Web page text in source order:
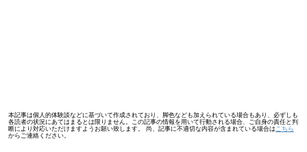
本記事は個人的体験談などに基づいて作成されており、脚色なども加えられている場合もあり、必ずしも
各読者の状況にあてはまるとは限りません。この記事の情報を用いて行動される場合、ご自身の責任と判
断により対応いただけますようお願い致します。 尚、記事に不適切な内容が含まれている場合はこちら
からご連絡ください。